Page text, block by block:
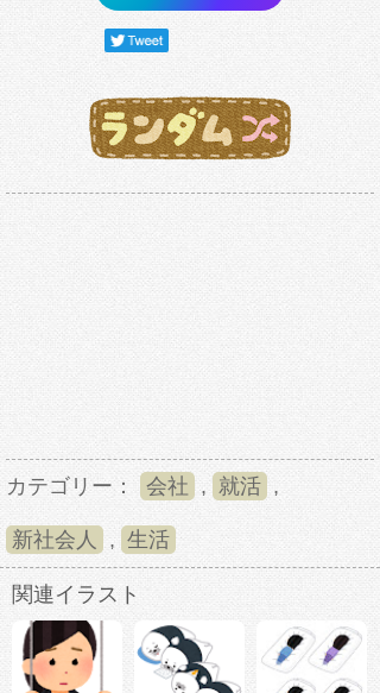
カテゴリー： 会社 , 就活 ,
新社会人 , 生活
関連イラスト